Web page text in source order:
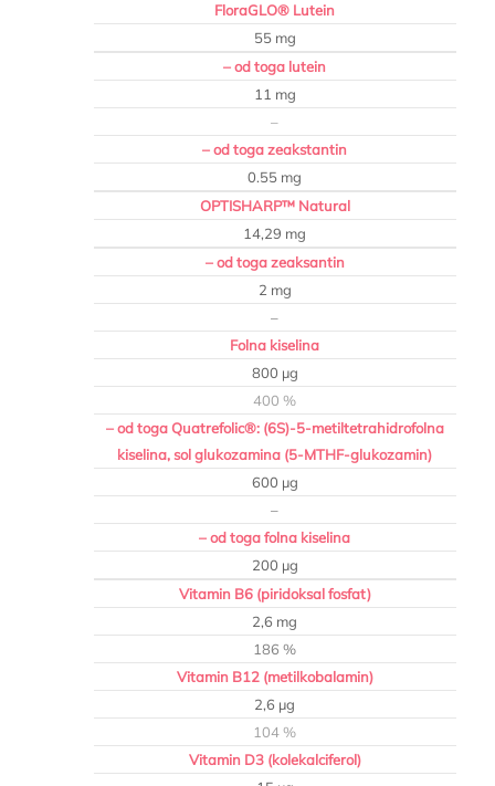
FloraGLO® Lutein
55 mg
– od toga lutein
11 mg
–
– od toga zeakstantin
0.55 mg
OPTISHARP™ Natural
14,29 mg
– od toga zeaksantin
2 mg
–
Folna kiselina
800 µg
400 %
– od toga Quatrefolic®: (6S)-5-metiltetrahidrofolna
kiselina, sol glukozamina (5-MTHF-glukozamin)
600 µg
–
– od toga folna kiselina
200 µg
Vitamin B6 (piridoksal fosfat)
2,6 mg
186 %
Vitamin B12 (metilkobalamin)
2,6 µg
104 %
Vitamin D3 (kolekalciferol)